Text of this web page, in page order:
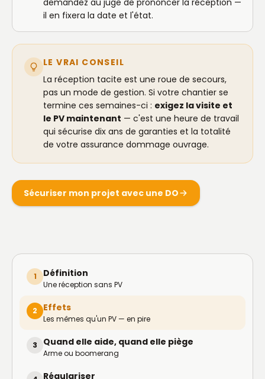
demandez au juge de prononcer la réception —
il en fixera la date et l'état.
LE VRAI CONSEIL
La réception tacite est une roue de secours,
pas un mode de gestion. Si votre chantier se
termine ces semaines-ci : exigez la visite et
le PV maintenant — c'est une heure de travail
qui sécurise dix ans de garanties et la totalité
de votre assurance dommage ouvrage.
Sécuriser mon projet avec une DO
1 Définition
Une réception sans PV
2 Effets
Les mêmes qu'un PV — en pire
3 Quand elle aide, quand elle piège
Arme ou boomerang
Régulariser